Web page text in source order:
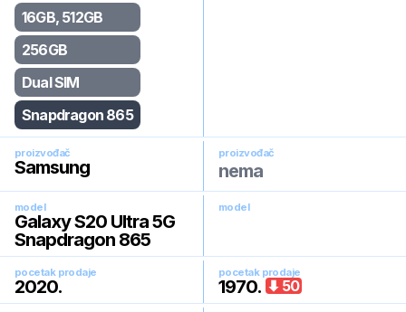
16GB, 512GB
256GB
Dual SIM
Snapdragon 865
proizvođač
Samsung
proizvođač
nema
model
Galaxy S20 Ultra 5G
Snapdragon 865
model
pocetak prodaje
2020.
pocetak prodaje
1970. 50